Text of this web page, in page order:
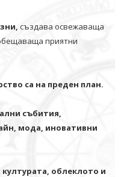
създава освежаваща
приятни
са на преден план.
събития,
мода, иновативни
облеклото и